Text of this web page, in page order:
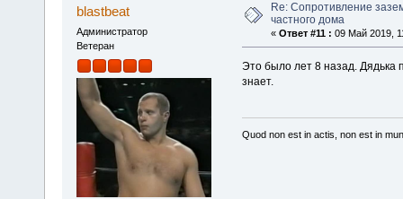
blastbeat
Администратор
Ветеран
Re: Сопротивление
частного дома
« Ответ #11 : 09 Май 2019,
Это было лет 8 назад. Дядька
знает.
Quod non est in actis, non est in